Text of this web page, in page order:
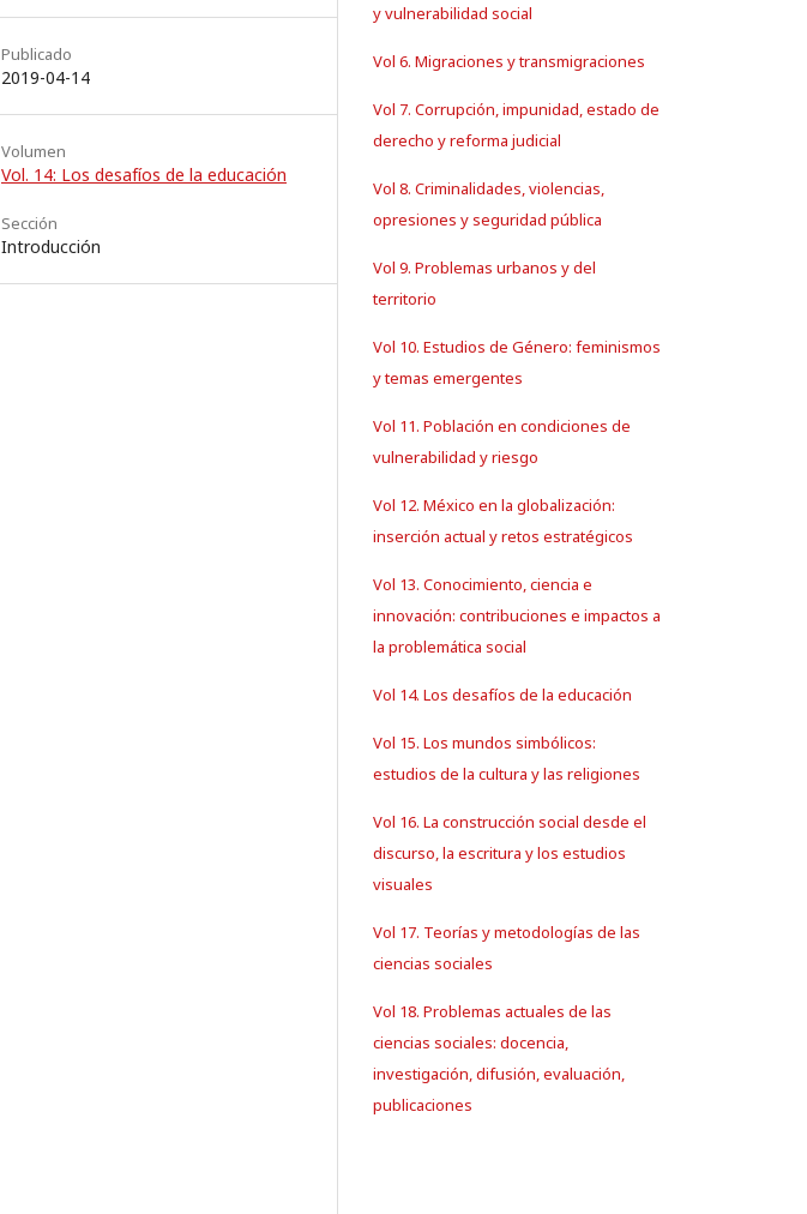
Publicado
2019-04-14
Volumen
Vol. 14: Los desafíos de la educación
Sección
Introducción
y vulnerabilidad social
Vol 6. Migraciones y transmigraciones
Vol 7. Corrupción, impunidad, estado de
derecho y reforma judicial
Vol 8. Criminalidades, violencias,
opresiones y seguridad pública
Vol 9. Problemas urbanos y del
territorio
Vol 10. Estudios de Género: feminismos
y temas emergentes
Vol 11. Población en condiciones de
vulnerabilidad y riesgo
Vol 12. México en la globalización:
inserción actual y retos estratégicos
Vol 13. Conocimiento, ciencia e
innovación: contribuciones e impactos a
la problemática social
Vol 14. Los desafíos de la educación
Vol 15. Los mundos simbólicos:
estudios de la cultura y las religiones
Vol 16. La construcción social desde el
discurso, la escritura y los estudios
visuales
Vol 17. Teorías y metodologías de las
ciencias sociales
Vol 18. Problemas actuales de las
ciencias sociales: docencia,
investigación, difusión, evaluación,
publicaciones